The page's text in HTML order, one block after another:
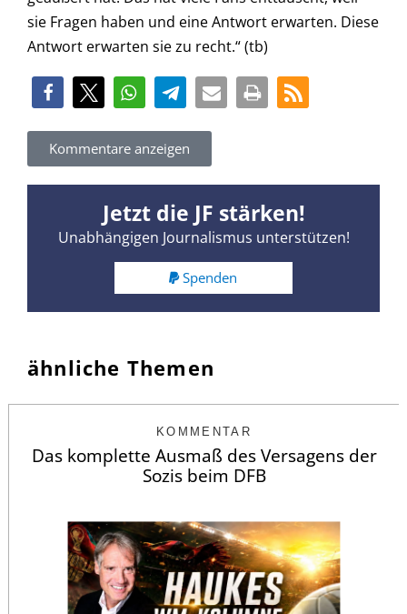
sie Fragen haben und eine Antwort erwarten. Diese
Antwort erwarten sie zu recht.“ (tb)
Kommentare anzeigen
Jetzt die JF stärken!
Unabhängigen Journalismus unterstützen!
Spenden
ähnliche Themen
KOMMENTAR
Das komplette Ausmaß des Versagens der
Sozis beim DFB